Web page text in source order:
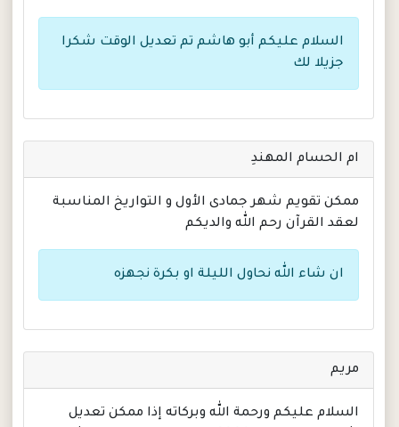
السلام عليكم أبو هاشم تم تعديل الوقت شكرا
جزيلا لك
ام الحسام المهندِ
ممكن تقويم شهر جمادى الأول و التواريخ المناسبة
لعقد القرآن رحم الله والديكم
ان شاء الله نحاول الليلة او بكرة نجهزه
مريم
السلام عليكم ورحمة الله وبركاته إذا ممكن تعديل